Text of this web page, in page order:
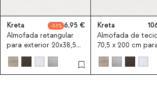
Kreta 53
6,95
Almofada retangular
para exterior 20x38,5
cm em tecido Kreta
Kreta
Almofada de
70,5 x 200 cm
espreguiçadeira de
exterior Kreta